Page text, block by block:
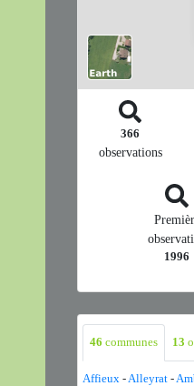
366
observations
1996
46 communes 13
Affieux - Alleyrat -